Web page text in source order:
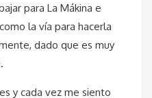
para La Mákina e
la vía para hacerla
dado que es muy
y cada vez me siento